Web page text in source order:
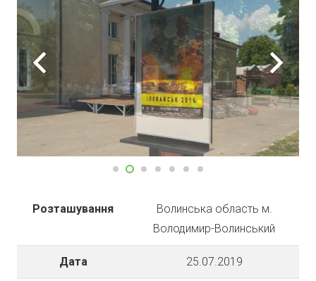
Розташування
Волинська область м.
Володимир-Волинський
Дата 25.07.2019